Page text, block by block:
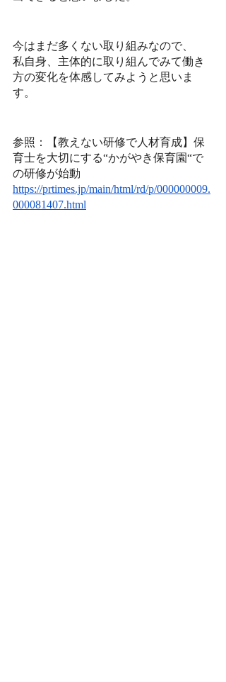
今はまだ多くない取り組みなので、
私自身、主体的に取り組んでみて働き
方の変化を体感してみようと思いま
す。
参照：【教えない研修で人材育成】保
育士を大切にする“かがやき保育園“で
の研修が始動
https://prtimes.jp/main/html/rd/p/000000009.
000081407.html